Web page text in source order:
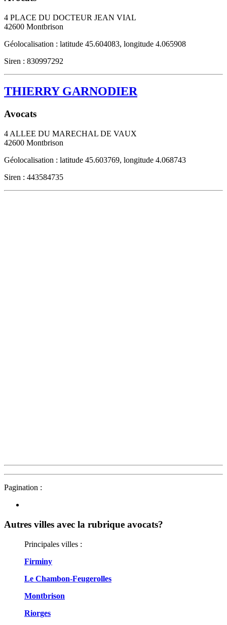
4 PLACE DU DOCTEUR JEAN VIAL
42600 Montbrison
Géolocalisation : latitude 45.604083, longitude 4.065908
Siren : 830997292
THIERRY GARNODIER
Avocats
4 ALLEE DU MARECHAL DE VAUX
42600 Montbrison
Géolocalisation : latitude 45.603769, longitude 4.068743
Siren : 443584735
Pagination :
Autres villes avec la rubrique avocats?
Principales villes :
Firminy
Le Chambon-Feugerolles
Montbrison
Riorges